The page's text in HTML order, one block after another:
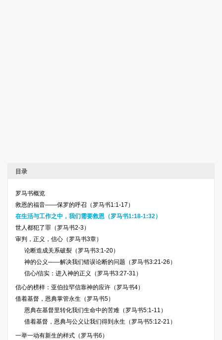
目录
罗马书概览
救恩的福音——保罗的呼召（罗马书1:1-17）
在生活与工作之中，我们需要救恩（罗马书1:18-1:32）
世人都犯了罪（罗马书2-3）
审判，正义，信心（罗马书3章）
论断造成关系破裂（罗马书3:1-20）
神的公义——解决我们错误论断的问题（罗马书3:21-26）
信心/信实：进入神的正义（罗马书3:27-31）
信心的榜样：亚伯拉罕信靠神的应许（罗马书4）
借着基督，恩典掌管永生（罗马书5）
恩典在基督里转化我们生命中的苦难（罗马书5:1-11）
借着基督，恩典与公义让我们得到永生（罗马书5:12-21）
一举一动有新生的样式（罗马书6）